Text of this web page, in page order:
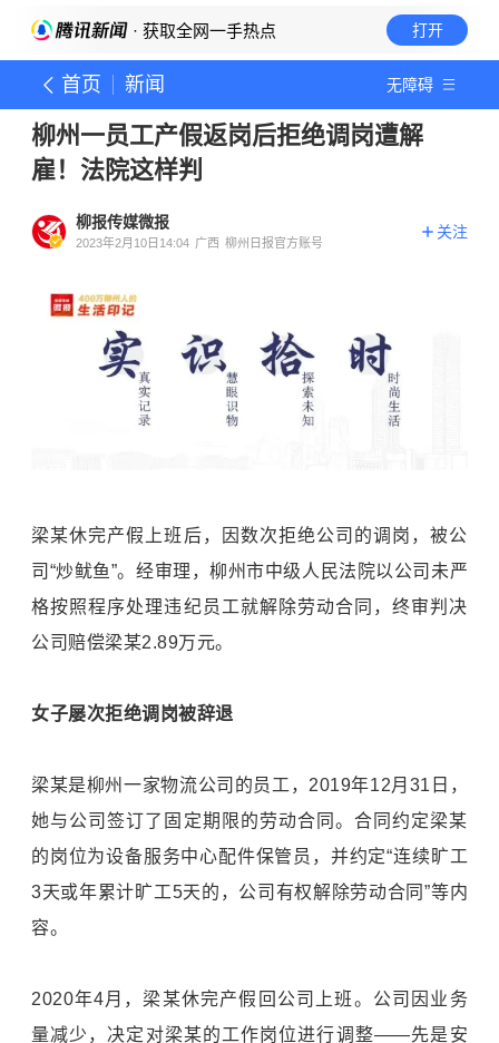
· 获取全网一手热点 打开
首页 新闻 无障碍
柳州一员工产假返岗后拒绝调岗遭解
雇！法院这样判
柳报传媒微报
2023年2月10日14:04 广西 柳州日报官方账号
关注
梁某休完产假上班后，因数次拒绝公司的调岗，被公
司“炒鱿鱼”。经审理，柳州市中级人民法院以公司未严
格按照程序处理违纪员工就解除劳动合同，终审判决
公司赔偿梁某2.89万元。
女子屡次拒绝调岗被辞退
梁某是柳州一家物流公司的员工，2019年12月31日，
她与公司签订了固定期限的劳动合同。合同约定梁某
的岗位为设备服务中心配件保管员，并约定“连续旷工
3天或年累计旷工5天的，公司有权解除劳动合同”等内
容。
2020年4月，梁某休完产假回公司上班。公司因业务
量减少，决定对梁某的工作岗位进行调整——先是安